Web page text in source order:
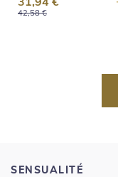
42,58 €
SENSUALITÉ